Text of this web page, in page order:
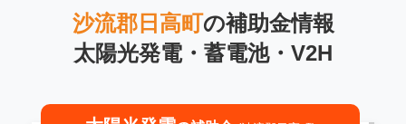
沙流郡日高町の補助金情報
太陽光発電・蓄電池・V2H